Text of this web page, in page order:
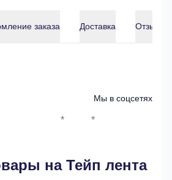
заказа Доставка Отзывы
Мы в соцсетях
* *
на Тейп лента